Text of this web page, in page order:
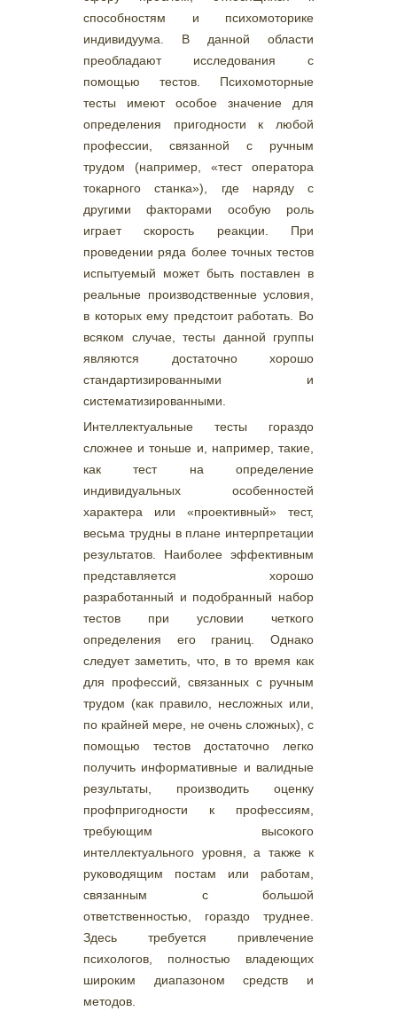
способностям и психомоторике
индивидуума. В данной области
преобладают исследования с
помощью тестов. Психомоторные
тесты имеют особое значение для
определения пригодности к любой
профессии, связанной с ручным
трудом (например, «тест оператора
токарного станка»), где наряду с
другими факторами особую роль
играет скорость реакции. При
проведении ряда более точных тестов
испытуемый может быть поставлен в
реальные производственные условия,
в которых ему предстоит работать. Во
всяком случае, тесты данной группы
являются достаточно хорошо
стандартизированными и
систематизированными.
Интеллектуальные тесты гораздо
сложнее и тоньше и, например, такие,
как тест на определение
индивидуальных особенностей
характера или «проективный» тест,
весьма трудны в плане интерпретации
результатов. Наиболее эффективным
представляется хорошо
разработанный и подобранный набор
тестов при условии четкого
определения его границ. Однако
следует заметить, что, в то время как
для профессий, связанных с ручным
трудом (как правило, несложных или,
по крайней мере, не очень сложных), с
помощью тестов достаточно легко
получить информативные и валидные
результаты, производить оценку
профпригодности к профессиям,
требующим высокого
интеллектуального уровня, а также к
руководящим постам или работам,
связанным с большой
ответственностью, гораздо труднее.
Здесь требуется привлечение
психологов, полностью владеющих
широким диапазоном средств и
методов.